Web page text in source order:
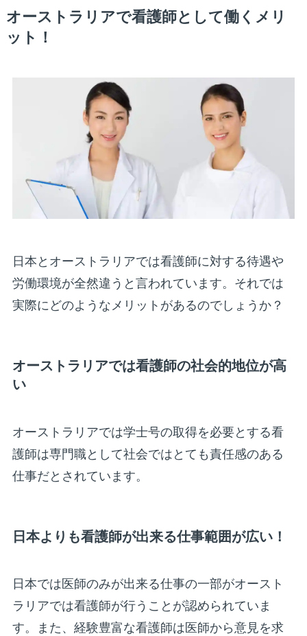
オーストラリアで看護師として働くメリ
ット！
日本とオーストラリアでは看護師に対する待遇や
労働環境が全然違うと言われています。それでは
実際にどのようなメリットがあるのでしょうか？
オーストラリアでは看護師の社会的地位が高
い
オーストラリアでは学士号の取得を必要とする看
護師は専門職として社会ではとても責任感のある
仕事だとされています。
日本よりも看護師が出来る仕事範囲が広い！
日本では医師のみが出来る仕事の一部がオースト
ラリアでは看護師が行うことが認められていま
す。また、経験豊富な看護師は医師から意見を求